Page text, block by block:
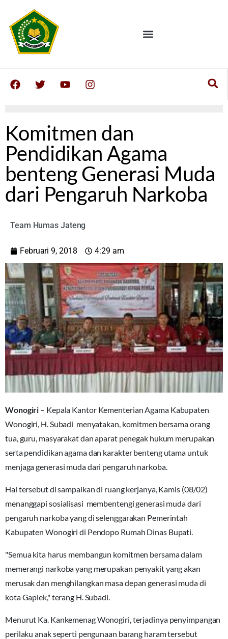
Komitmen dan
Pendidikan Agama
benteng Generasi Muda
dari Pengaruh Narkoba
Team Humas Jateng
Februari 9, 2018 4:29 am
Wonogiri – Kepala Kantor Kementerian Agama Kabupaten
Wonogiri, H. Subadi menyatakan, komitmen bersama orang
tua, guru, masyarakat dan aparat penegak hukum merupakan
serta pendidikan agama dan karakter benteng utama untuk
menjaga generasi muda dari pengaruh narkoba.
Hal tersebut di sampaikan di ruang kerjanya, Kamis (08/02)
menanggapi sosialisasi membentengi generasi muda dari
pengaruh narkoba yang di selenggarakan Pemerintah
Kabupaten Wonogiri di Pendopo Rumah Dinas Bupati.
"Semua kita harus membangun komitmen bersama dalam
memerangi narkoba yang merupakan penyakit yang akan
merusak dan menghilangkan masa depan generasi muda di
kota Gaplek," terang H. Subadi.
Menurut Ka. Kankemenag Wonogiri, terjadinya penyimpangan
perilaku anak seperti pengunaan barang haram tersebut